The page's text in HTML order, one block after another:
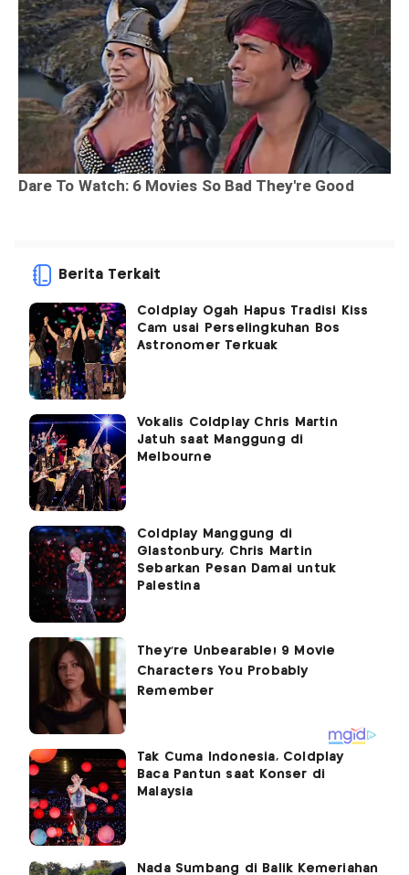
Berita Terkait
Coldplay Ogah Hapus Tradisi Kiss
Cam usai Perselingkuhan Bos
Astronomer Terkuak
Vokalis Coldplay Chris Martin
Jatuh saat Manggung di
Melbourne
Coldplay Manggung di
Glastonbury, Chris Martin
Sebarkan Pesan Damai untuk
Palestina
Tak Cuma Indonesia, Coldplay
Baca Pantun saat Konser di
Malaysia
Nada Sumbang di Balik Kemeriahan